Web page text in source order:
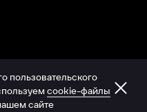
пользовательского
cookie-файлы
сайте